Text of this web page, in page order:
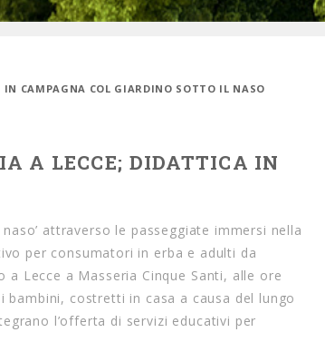
CAMPAGNA COL GIARDINO SOTTO IL NASO
A LECCE; DIDATTICA IN
attraverso le passeggiate immersi nella
per consumatori in erba e adulti da
Lecce a Masseria Cinque Santi, alle ore
costretti in casa a causa del lungo
l’offerta di servizi educativi per